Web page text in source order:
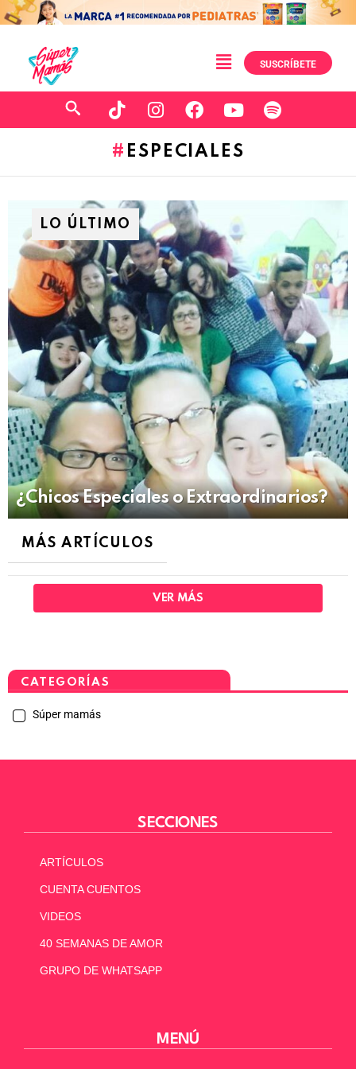
SUSCRÍBETE
ESPECIALES
LO ÚLTIMO
¿Chicos Especiales o Extraordinarios?
MÁS ARTÍCULOS
VER MÁS
CATEGORÍAS
Súper mamás
SECCIONES
ARTÍCULOS
CUENTA CUENTOS
VIDEOS
40 SEMANAS DE AMOR
GRUPO DE WHATSAPP
MENÚ